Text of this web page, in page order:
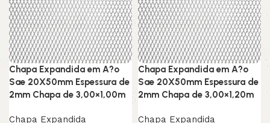
Chapa Expandida em A?o
Sae 20X50mm Espessura de
2mm Chapa de 3,00×1,00m
Chapa Expandida
Chapa Expandida em A?o
Sae 20X50mm Espessura de
2mm Chapa de 3,00×1,20m
Chapa Expandida